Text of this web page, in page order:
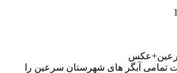
تمامی آبگر های شهرستان سرعین را